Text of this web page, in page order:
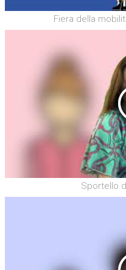
Fiera della
Sportello